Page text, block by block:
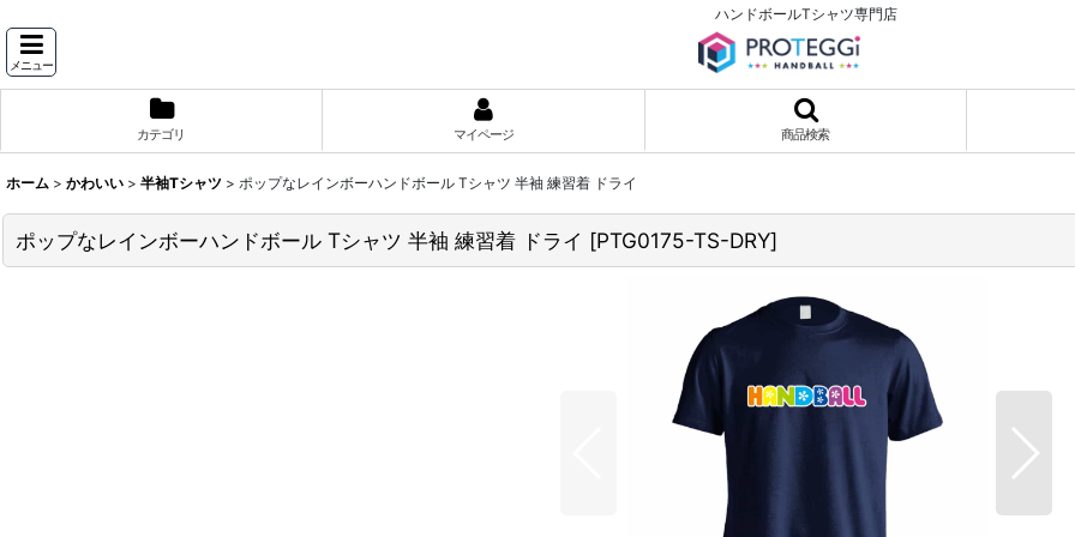
ハンドボールTシャツ専門店
メニュー
カテゴリ マイページ 商品検索
ホーム > かわいい > 半袖Tシャツ > ポップなレインボーハンドボール Tシャツ 半袖 練習着 ドライ
ポップなレインボーハンドボール Tシャツ 半袖 練習着 ドライ [PTG0175-TS-DRY]